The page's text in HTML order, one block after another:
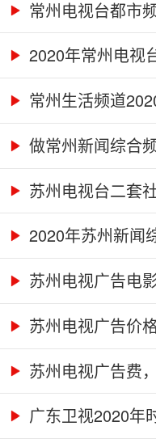
常州电视台都市
2020年常州电视
常州生活频道
做常州新闻综合
钱...苏州电视台二套
2020年苏州新闻
苏州电视广告电
苏州电视广告价
2...苏州电视广告费
广东卫视2020年